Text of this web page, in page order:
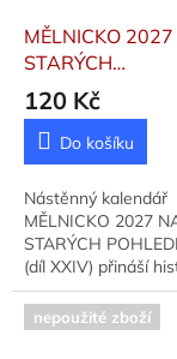
MĚLNICKO
STARÝCH
POHLEDNICÍCH
120 Kč
Do košíku
Nástěnný kalendář
MĚLNICKO 2027
STARÝCH
(díl XXIV) přináší
snímky měst a obcí
Vydáno: 2026,
Martina Koubová.
nepoužité zboží